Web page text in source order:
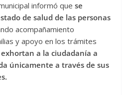
informó que se
de salud de las personas
acompañamiento
y apoyo en los trámites
exhortan a la ciudadanía a
únicamente a través de sus